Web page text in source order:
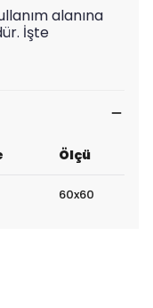
alanına
İşte
Ölçü
60x60